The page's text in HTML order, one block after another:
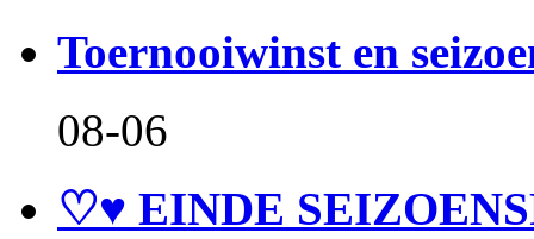
Toernooiwinst en
08-06
♡♥ EINDE